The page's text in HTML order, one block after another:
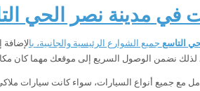
مدينة نصر الحي
التاسع جميع الشوارع الرئيسية والجانبية، با
لذلك نضمن الوصول السريع إلى موقعك مهما كان
مع جميع أنواع السيارات، سواء كانت سيارات